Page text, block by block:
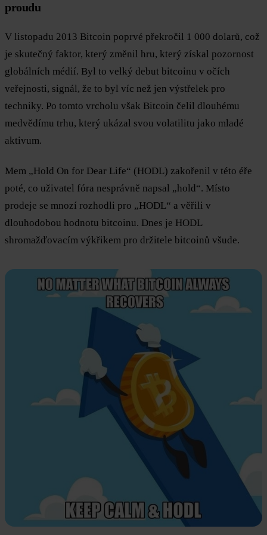
proudu
V listopadu 2013 Bitcoin poprvé překročil 1 000 dolarů, což
je skutečný faktor, který změnil hru, který získal pozornost
globálních médií. Byl to velký debut bitcoinu v očích
veřejnosti, signál, že to byl víc než jen výstřelek pro
techniky. Po tomto vrcholu však Bitcoin čelil dlouhému
medvědímu trhu, který ukázal svou volatilitu jako mladé
aktivum.
Mem „Hold On for Dear Life“ (HODL) zakořenil v této éře
poté, co uživatel fóra nesprávně napsal „hold“. Místo
prodeje se mnozí rozhodli pro „HODL“ a věřili v
dlouhodobou hodnotu bitcoinu. Dnes je HODL
shromažďovacím výkřikem pro držitele bitcoinů všude.